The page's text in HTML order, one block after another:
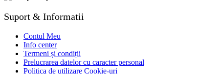
Suport & Informatii
Contul Meu
Info center
Termeni și condiții
Prelucrarea datelor cu caracter personal
Politica de utilizare Cookie-uri